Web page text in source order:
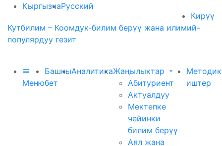
КыргызчаРусский
Кирүү
Кутбилим – Коомдук-билим берүү жана илимий-
популярдуу гезит
Меню
Башкы
бет
АналитикаЖаңылыктар
Абитуриент
Актуалдуу
Мектепке
чейинки
билим берүү
Аял жана
иштер